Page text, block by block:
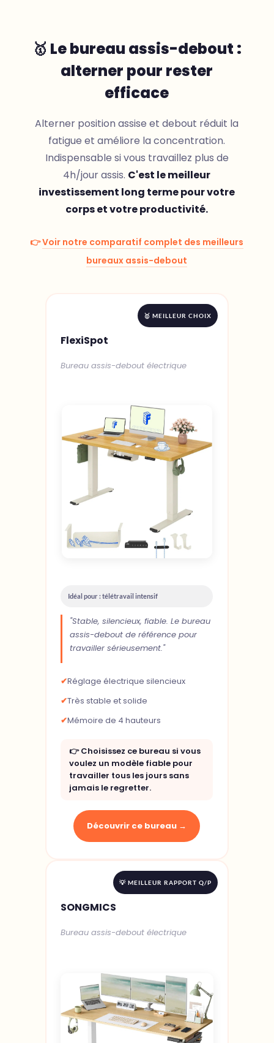
🥇 Le bureau assis-debout :
alterner pour rester
efficace
Alterner position assise et debout réduit la
fatigue et améliore la concentration.
Indispensable si vous travaillez plus de
4h/jour assis. C'est le meilleur
investissement long terme pour votre
corps et votre productivité.
👉Voir notre comparatif complet des meilleurs
bureaux assis-debout
🥇 MEILLEUR CHOIX
FlexiSpot
Bureau assis-debout électrique
Idéal pour : télétravail intensif
"Stable, silencieux, fiable. Le bureau
assis-debout de référence pour
travailler sérieusement."
✔Réglage électrique silencieux
✔Très stable et solide
✔Mémoire de 4 hauteurs
👉 Choisissez ce bureau si vous
voulez un modèle fiable pour
travailler tous les jours sans
jamais le regretter.
Découvrir ce bureau →
💡 MEILLEUR RAPPORT Q/P
SONGMICS
Bureau assis-debout électrique